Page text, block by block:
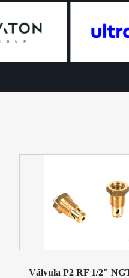
Válvula P2 RF 1/2"